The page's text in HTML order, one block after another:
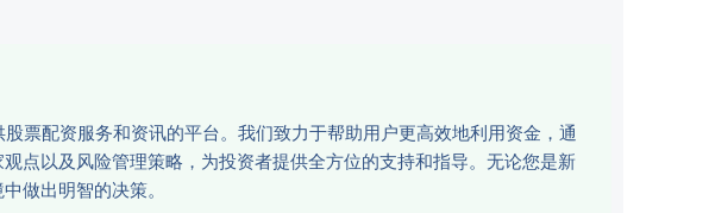
票配资服务和资讯的平台。我们致力于帮助用户更高效地利用资金，通
点以及风险管理策略，为投资者提供全方位的支持和指导。无论您是新
做出明智的决策。